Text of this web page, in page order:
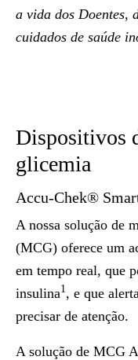
a vida dos Doentes,
cuidados de saúde
Dispositivos
glicemia
Accu-Chek®
A nossa solução de
(MCG) oferece um
em tempo real, que
insulina1, e que
precisar de atenção.
A solução de MCG